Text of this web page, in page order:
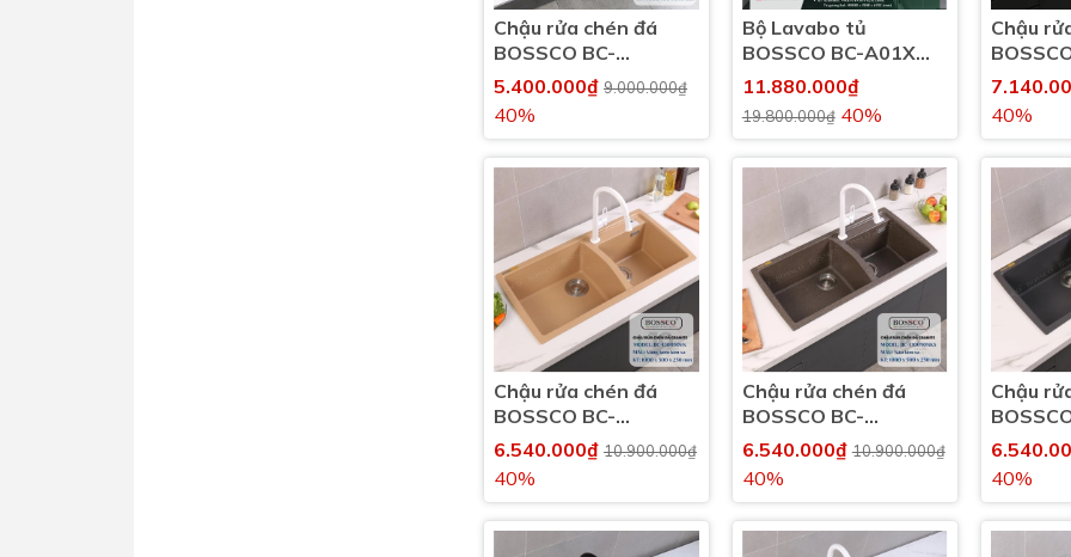
Chậu rửa chén đá
BOSSCO BC-
FT9050XKS 2 hộc
5.400.000₫ 9.000.000₫
40%
Bộ Lavabo tủ
BOSSCO BC-A01X
chậu đá đúc liền khối
11.880.000₫
19.800.000₫40%
Chậu
40%
Chậu rửa chén đá
BOSSCO BC-
E10050VK 2 hộc
6.540.000₫ 10.900.000₫
40%
Chậu rửa chén đá
BOSSCO BC-
E10050NKS 2 hộc
6.540.000₫10.900.000₫
40%
Chậu
40%